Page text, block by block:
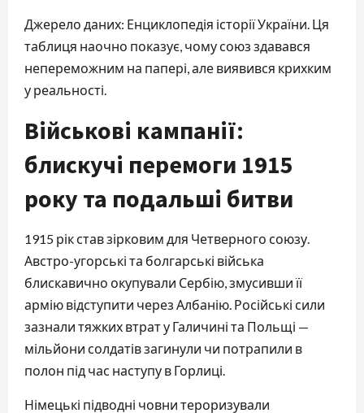
Джерело даних: Енциклопедія історії України. Ця
таблиця наочно показує, чому союз здавався
непереможним на папері, але виявився крихким
у реальності.
Військові кампанії:
блискучі перемоги 1915
року та подальші битви
1915 рік став зірковим для Четверного союзу.
Австро-угорські та болгарські війська
блискавично окупували Сербію, змусивши її
армію відступити через Албанію. Російські сили
зазнали тяжких втрат у Галичині та Польщі —
мільйони солдатів загинули чи потрапили в
полон під час наступу в Горлиці.
Німецькі підводні човни тероризували